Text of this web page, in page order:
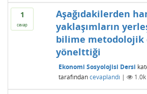
1
cevap
Aşağıdakilerden
yaklaşımların
bilime metodolojik
yönelttiği
Ekonomi Sosyolojisi Dersi
tarafından cevaplandı | 1.0k